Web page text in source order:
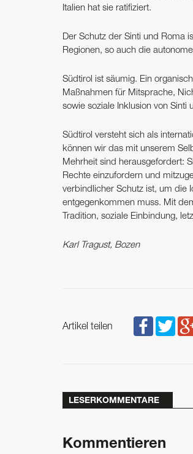
Italien hat sie ratifiziert.
Der Schutz der Sinti und Roma
Regionen, so auch die
Südtirol ist säumig. Ein
Maßnahmen für Mitsprache,
sowie soziale Inklusion von Sinti
Südtirol versteht sich als
können wir das mit unserem
Mehrheit sind herausgefordert:
Rechte einzufordern und
verbindlicher Schutz ist, um die
entgegenkommen muss. Mit
Tradition, soziale Einbindung,
Karl Tragust, Bozen
Artikel teilen
LESERKOMMENTARE
Kommentieren